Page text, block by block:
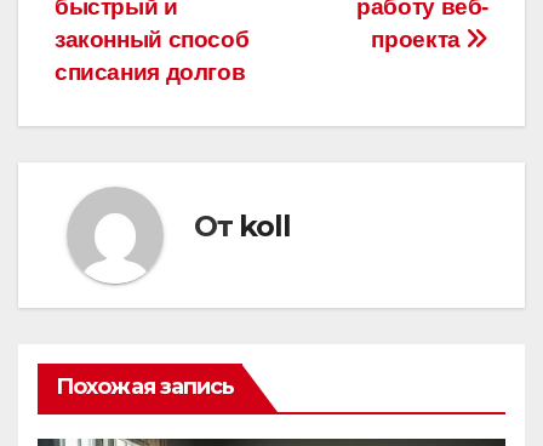
записям
работу веб-
проекта
быстрый и
законный способ
списания долгов
От koll
Похожая запись